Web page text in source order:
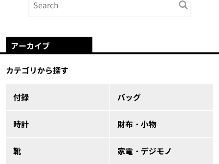
アーカイブ
カテゴリから探す
付録 バッグ
時計 財布・小物
靴 家電・デジモノ